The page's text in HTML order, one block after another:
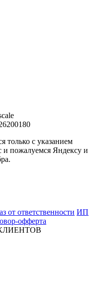
только с указанием
пожалуемся Яндексу и
от ответственности ИП
офферта